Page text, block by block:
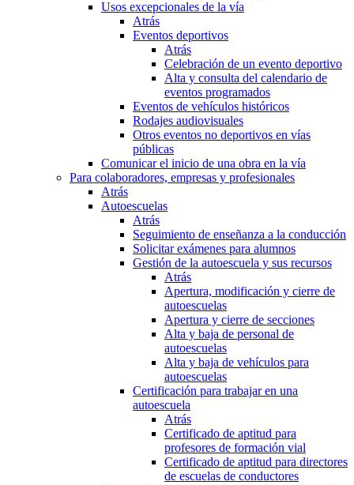
Usos excepcionales de la vía
Atrás
Eventos deportivos
Atrás
Celebración de un evento deportivo
Alta y consulta del calendario de
eventos programados
Eventos de vehículos históricos
Rodajes audiovisuales
Otros eventos no deportivos en vías
públicas
Comunicar el inicio de una obra en la vía
Para colaboradores, empresas y profesionales
Atrás
Autoescuelas
Atrás
Seguimiento de enseñanza a la conducción
Solicitar exámenes para alumnos
Gestión de la autoescuela y sus recursos
Atrás
Apertura, modificación y cierre de
autoescuelas
Apertura y cierre de secciones
Alta y baja de personal de
autoescuelas
Alta y baja de vehículos para
autoescuelas
Certificación para trabajar en una
autoescuela
Atrás
Certificado de aptitud para
profesores de formación vial
Certificado de aptitud para directores
de escuelas de conductores